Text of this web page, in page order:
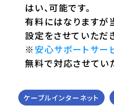
はい、可能です。
有料にはなりますが
設定をさせていただ
※安心サポートサー
無料で対応させてい
ケーブルインターネット